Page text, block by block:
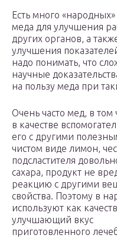
Есть много
меда для улучшения
других органов, а
улучшения
надо понимать, что
научные
на пользу меда при
Очень часто мед, в
в качестве
его с другими
чистом виде лимон,
подсластителя
сахара, продукт не
реакцию с другими
свойства. Поэтому в
используют как
улучшающий вкус
приготовленного